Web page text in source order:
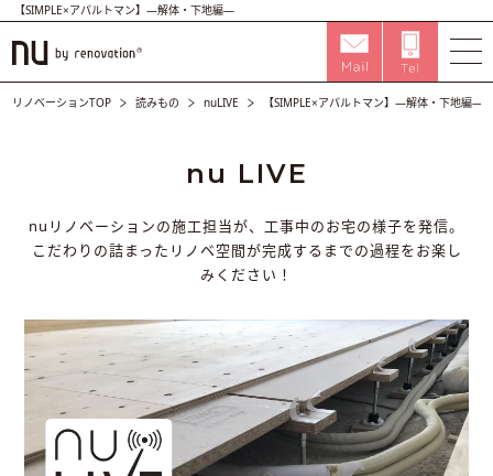
【SIMPLE×アパルトマン】―解体・下地編―
リノベーションTOP 読みもの nuLIVE 【SIMPLE×アパルトマン】―解体・下地編―
nu LIVE
nuリノベーションの施工担当が、工事中のお宅の様子を発信。
こだわりの詰まったリノベ空間が完成するまでの過程をお楽し
みください！